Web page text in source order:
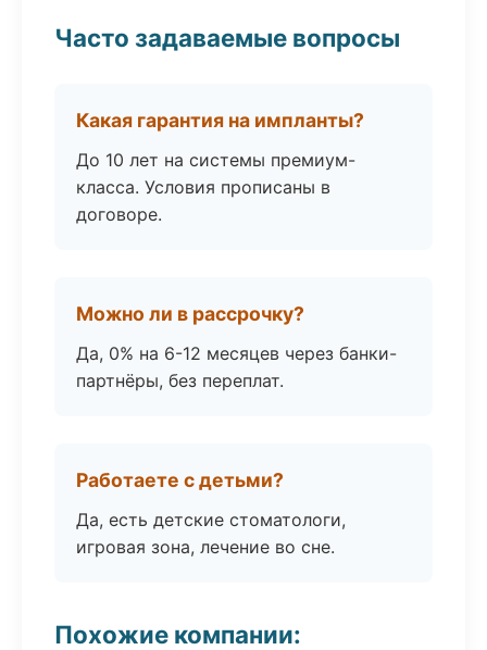
Часто задаваемые вопросы
Какая гарантия на импланты?
До 10 лет на системы премиум-
класса. Условия прописаны в
договоре.
Можно ли в рассрочку?
Да, 0% на 6-12 месяцев через банки-
партнёры, без переплат.
Работаете с детьми?
Да, есть детские стоматологи,
игровая зона, лечение во сне.
Похожие компании: